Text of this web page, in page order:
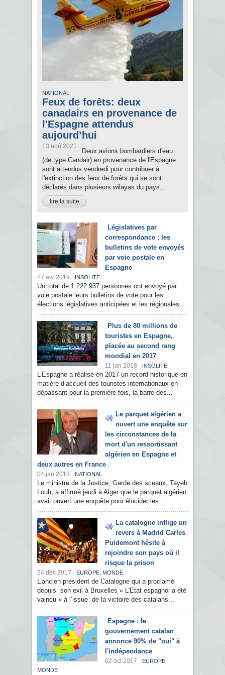
NATIONAL
Feux de forêts: deux
canadairs en provenance de
l'Espagne attendus
aujourd’hui
13 aoû 2021
Deux avions bombardiers d'eau
(de type Candair) en provenance de l'Espagne
sont attendus vendredi pour contribuer à
l'extinction des feux de forêts qui se sont
déclarés dans plusieurs wilayas du pays...
lire la suite
Législatives par
correspondance : les
bulletins de vote envoyés
par voie postale en
Espagne
27 avr 2019 INSOLITE
Un total de 1.222.937 personnes ont envoyé par
voie postale leurs bulletins de vote pour les
élections législatives anticipées et les régionales...
Plus de 80 millions de
touristes en Espagne,
placée au second rang
mondial en 2017
11 jan 2018 INSOLITE
L’Espagne a réalisé en 2017 un record historique en
matière d’accueil des touristes internationaux en
dépassant pour la première fois, la barre des...
Le parquet algérien a
ouvert une enquête sur
les circonstances de la
mort d'un ressortissant
algérien en Espagne et
deux autres en France
04 jan 2018 NATIONAL
Le ministre de la Justice, Garde des sceaux, Tayeb
Louh, a affirmé jeudi à Alger que le parquet algérien
avait ouvert une enquête pour élucider les...
La catalogne inflige un
revers à Madrid Carles
Puidemont hésite à
rejoindre son pays où il
risque la prison
24 déc 2017 EUROPE, MONDE
L’ancien président de Catalogne qui a proclamé
depuis son exil à Bruxelles « L'Etat espagnol a été
vaincu » à l’issue de la victoire des catalans...
Espagne : le
gouvernement catalan
annonce 90% de "oui" à
l'indépendance
02 oct 2017 EUROPE,
MONDE